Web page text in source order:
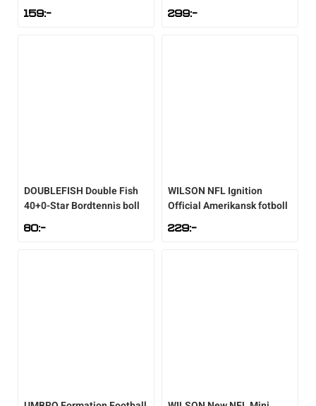
159:- 299:-
DOUBLEFISH Double Fish
40+0-Star Bordtennis boll
80:-
WILSON NFL Ignition
Official Amerikansk fotboll
229:-